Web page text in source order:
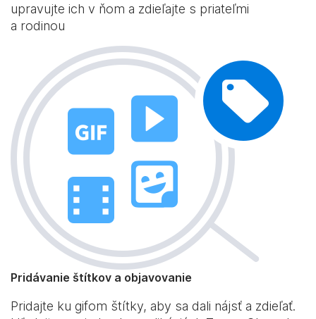
upravujte ich v ňom a zdieľajte s priateľmi
a rodinou
Pridávanie štítkov a objavovanie
Pridajte ku gifom štítky, aby sa dali nájsť a zdieľať.